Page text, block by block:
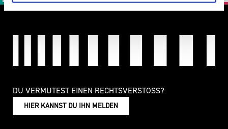
DU VERMUTEST EINEN RECHTSVERSTOSS?
HIER KANNST DU IHN MELDEN